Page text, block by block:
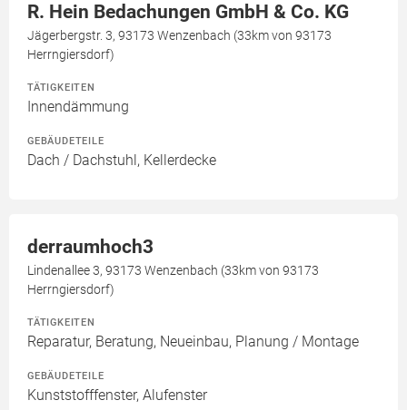
R. Hein Bedachungen GmbH & Co. KG
Jägerbergstr. 3, 93173 Wenzenbach (33km von 93173
Herrngiersdorf)
TÄTIGKEITEN
Innendämmung
GEBÄUDETEILE
Dach / Dachstuhl, Kellerdecke
derraumhoch3
Lindenallee 3, 93173 Wenzenbach (33km von 93173
Herrngiersdorf)
TÄTIGKEITEN
Reparatur, Beratung, Neueinbau, Planung / Montage
GEBÄUDETEILE
Kunststofffenster, Alufenster